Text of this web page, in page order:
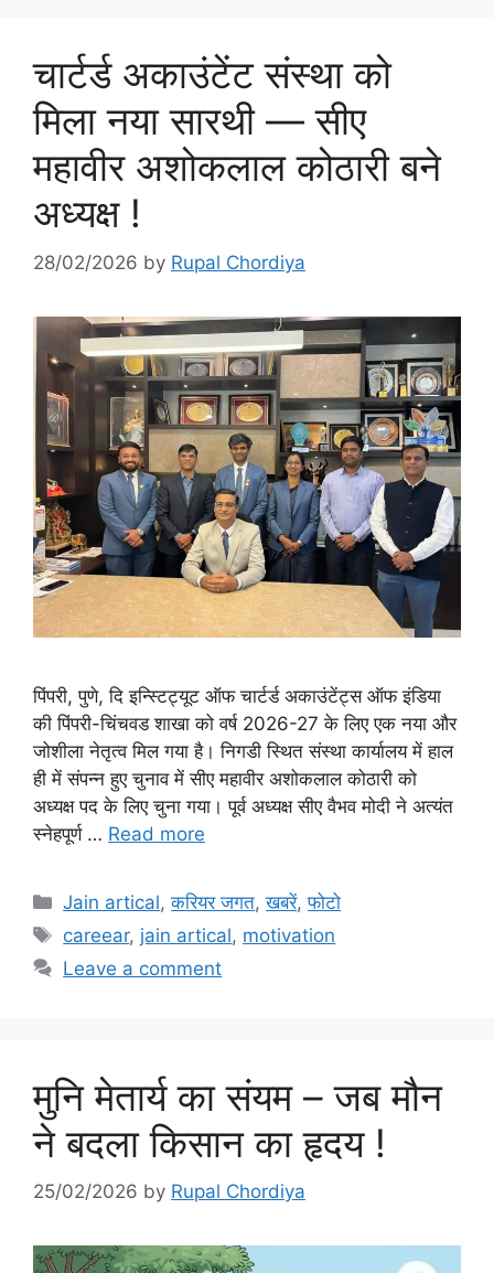
चार्टर्ड अकाउंटेंट संस्था को
मिला नया सारथी — सीए
महावीर अशोकलाल कोठारी बने
अध्यक्ष !
28/02/2026 by Rupal Chordiya
पिंपरी, पुणे, दि इन्स्टिट्यूट ऑफ चार्टर्ड अकाउंटेंट्स ऑफ इंडिया
की पिंपरी-चिंचवड शाखा को वर्ष 2026-27 के लिए एक नया और
जोशीला नेतृत्व मिल गया है। निगडी स्थित संस्था कार्यालय में हाल
ही में संपन्न हुए चुनाव में सीए महावीर अशोकलाल कोठारी को
अध्यक्ष पद के लिए चुना गया। पूर्व अध्यक्ष सीए वैभव मोदी ने अत्यंत
स्नेहपूर्ण … Read more
Categories
Jain artical,करियर जगत,खबरें,फोटो
Tags
careear, jain artical, motivation
Leave a comment
मुनि मेतार्य का संयम – जब मौन
ने बदला किसान का हृदय !
25/02/2026 by Rupal Chordiya